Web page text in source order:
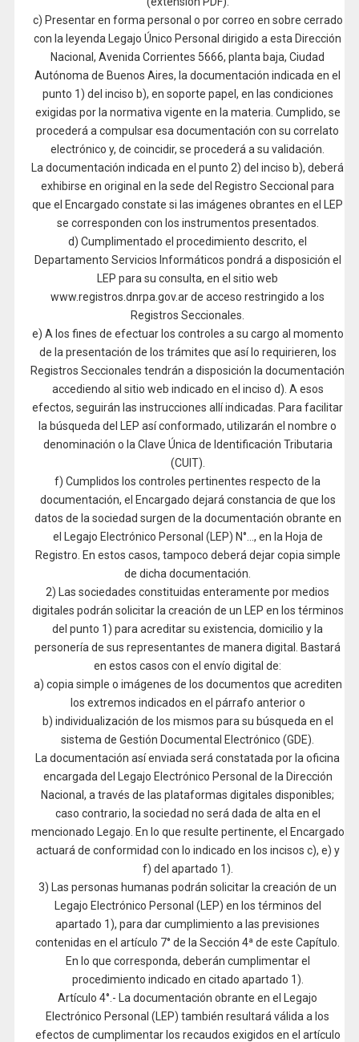
c) Presentar en forma personal o por correo en sobre cerrado
con la leyenda Legajo Único Personal dirigido a esta Dirección
Nacional, Avenida Corrientes 5666, planta baja, Ciudad
Autónoma de Buenos Aires, la documentación indicada en el
punto 1) del inciso b), en soporte papel, en las condiciones
exigidas por la normativa vigente en la materia. Cumplido, se
procederá a compulsar esa documentación con su correlato
electrónico y, de coincidir, se procederá a su validación.
La documentación indicada en el punto 2) del inciso b), deberá
exhibirse en original en la sede del Registro Seccional para
que el Encargado constate si las imágenes obrantes en el LEP
se corresponden con los instrumentos presentados.
d) Cumplimentado el procedimiento descrito, el
Departamento Servicios Informáticos pondrá a disposición el
LEP para su consulta, en el sitio web
www.registros.dnrpa.gov.ar de acceso restringido a los
Registros Seccionales.
e) A los fines de efectuar los controles a su cargo al momento
de la presentación de los trámites que así lo requirieren, los
Registros Seccionales tendrán a disposición la documentación
accediendo al sitio web indicado en el inciso d). A esos
efectos, seguirán las instrucciones allí indicadas. Para facilitar
la búsqueda del LEP así conformado, utilizarán el nombre o
denominación o la Clave Única de Identificación Tributaria
(CUIT).
f) Cumplidos los controles pertinentes respecto de la
documentación, el Encargado dejará constancia de que los
datos de la sociedad surgen de la documentación obrante en
el Legajo Electrónico Personal (LEP) N°…, en la Hoja de
Registro. En estos casos, tampoco deberá dejar copia simple
de dicha documentación.
2) Las sociedades constituidas enteramente por medios
digitales podrán solicitar la creación de un LEP en los términos
del punto 1) para acreditar su existencia, domicilio y la
personería de sus representantes de manera digital. Bastará
en estos casos con el envío digital de:
a) copia simple o imágenes de los documentos que acrediten
los extremos indicados en el párrafo anterior o
b) individualización de los mismos para su búsqueda en el
sistema de Gestión Documental Electrónico (GDE).
La documentación así enviada será constatada por la oficina
encargada del Legajo Electrónico Personal de la Dirección
Nacional, a través de las plataformas digitales disponibles;
caso contrario, la sociedad no será dada de alta en el
mencionado Legajo. En lo que resulte pertinente, el Encargado
actuará de conformidad con lo indicado en los incisos c), e) y
f) del apartado 1).
3) Las personas humanas podrán solicitar la creación de un
Legajo Electrónico Personal (LEP) en los términos del
apartado 1), para dar cumplimiento a las previsiones
contenidas en el artículo 7° de la Sección 4ª de este Capítulo.
En lo que corresponda, deberán cumplimentar el
procedimiento indicado en citado apartado 1).
Artículo 4°.- La documentación obrante en el Legajo
Electrónico Personal (LEP) también resultará válida a los
efectos de cumplimentar los recaudos exigidos en el artículo